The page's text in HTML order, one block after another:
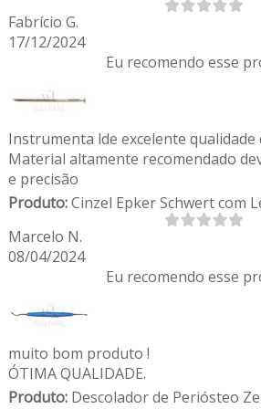
Fabrício G.
17/12/2024
Eu recomendo esse
Instrumenta lde excelente qualidade
Material altamente recomendado
e precisão
Produto:Cinzel Epker Schwert com
Marcelo N.
08/04/2024
Eu recomendo esse
muito bom produto !
ÓTIMA QUALIDADE.
Produto:Descolador de Periósteo